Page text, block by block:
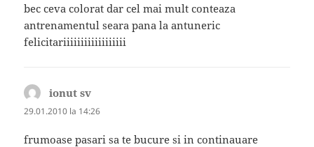
bec ceva colorat dar cel mai mult conteaza
antrenamentul seara pana la antuneric
felicitariiiiiiiiiiiiiiiiii
ionut sv
29.01.2010 la 14:26
frumoase pasari sa te bucure si in continauare